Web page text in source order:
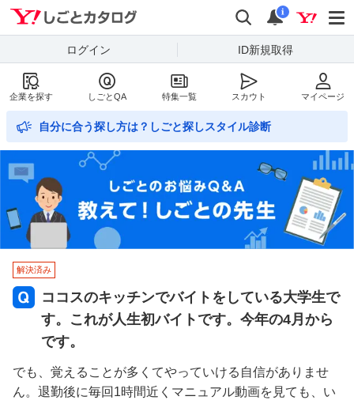
Yahoo!しごとカタログ
検索
通知
i
ログイン ID新規取得
企業を探す しごとQA 特集一覧 スカウト マイページ
自分に合う探し方は？しごと探しスタイル診断
解決済み
ココスのキッチンでバイトをしている大学生で
す。これが人生初バイトです。今年の4月から
です。
でも、覚えることが多くてやっていける自信がありませ
ん。退勤後に毎回1時間近くマニュアル動画を見ても、い